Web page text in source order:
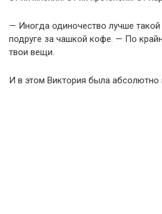
— Иногда одиночество лучше
подруге за чашкой кофе. — По
твои вещи.
И в этом Виктория была абсолютно